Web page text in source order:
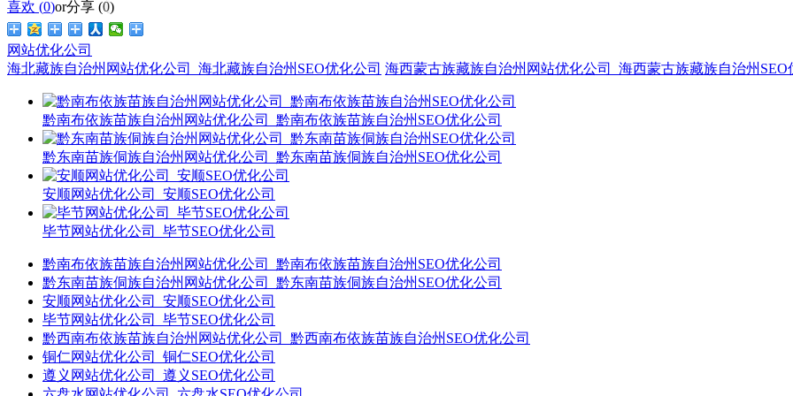
喜欢 (0)or分享 (0)
网站优化公司
海北藏族自治州网站优化公司_海北藏族自治州SEO优化公司 海西蒙古族藏族自治州网站优化公司_海西蒙古族藏族自治州SEO
黔南布依族苗族自治州网站优化公司_黔南布依族苗族自治州SEO优化公司
黔东南苗族侗族自治州网站优化公司_黔东南苗族侗族自治州SEO优化公司
安顺网站优化公司_安顺SEO优化公司
毕节网站优化公司_毕节SEO优化公司
黔南布依族苗族自治州网站优化公司_黔南布依族苗族自治州SEO优化公司
黔东南苗族侗族自治州网站优化公司_黔东南苗族侗族自治州SEO优化公司
安顺网站优化公司_安顺SEO优化公司
毕节网站优化公司_毕节SEO优化公司
黔西南布依族苗族自治州网站优化公司_黔西南布依族苗族自治州SEO优化公司
铜仁网站优化公司_铜仁SEO优化公司
遵义网站优化公司_遵义SEO优化公司